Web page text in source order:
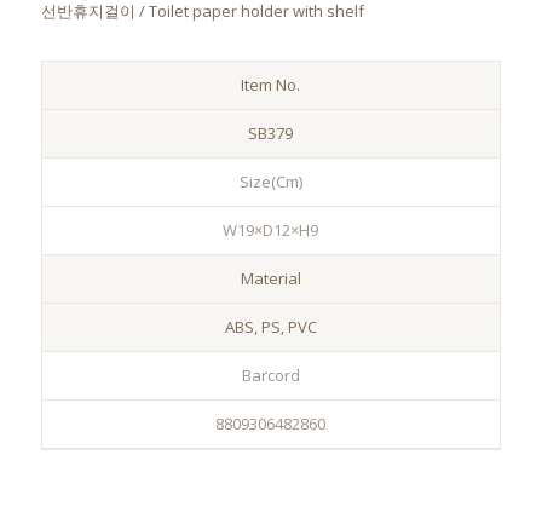
선반휴지걸이 / Toilet paper holder with shelf
Item No.
SB379
Size(Cm)
W19×D12×H9
Material
ABS, PS, PVC
Barcord
8809306482860